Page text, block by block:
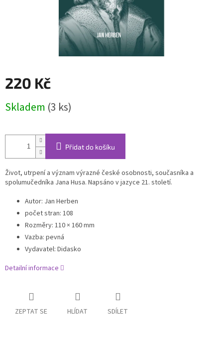
220 Kč
cena:
Skladem (3 ks)
Přidat do košíku
Život, utrpení a význam výrazné české osobnosti, současníka a
spolumučedníka Jana Husa. Napsáno v jazyce 21. století.
Autor: Jan Herben
počet stran: 108
Rozměry: 110 × 160 mm
Vazba: pevná
Vydavatel: Didasko
Detailní informace
ZEPTAT SE HLÍDAT SDÍLET